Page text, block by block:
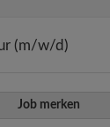
(m/w/d)
Job merken